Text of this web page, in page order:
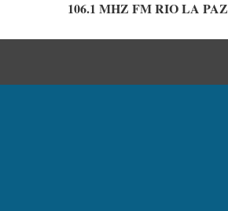
106.1 MHZ FM RIO LA PAZ